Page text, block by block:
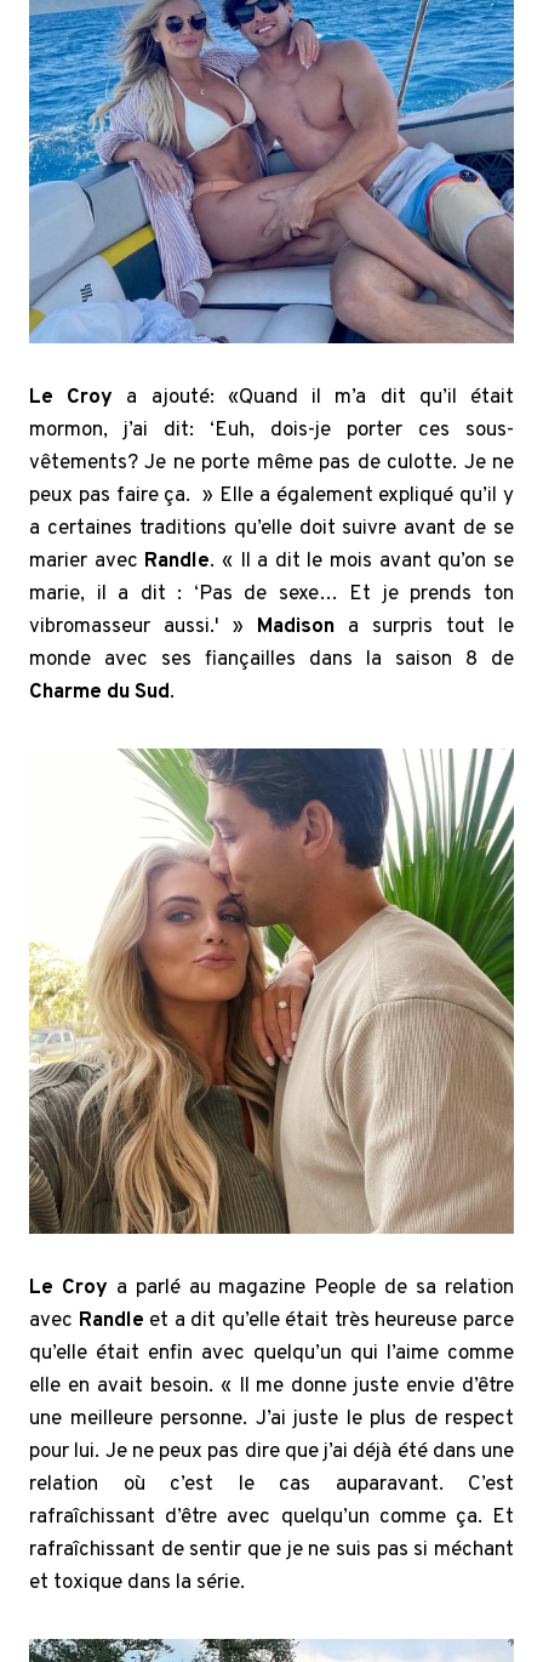
Le Croy a ajouté: «Quand il m’a dit qu’il était
mormon, j’ai dit: ‘Euh, dois-je porter ces sous-
vêtements? Je ne porte même pas de culotte. Je ne
peux pas faire ça. » Elle a également expliqué qu’il y
a certaines traditions qu’elle doit suivre avant de se
marier avec Randle. « Il a dit le mois avant qu’on se
marie, il a dit : ‘Pas de sexe… Et je prends ton
vibromasseur aussi.' » Madison a surpris tout le
monde avec ses fiançailles dans la saison 8 de
Charme du Sud.
Le Croy a parlé au magazine People de sa relation
avec Randle et a dit qu’elle était très heureuse parce
qu’elle était enfin avec quelqu’un qui l’aime comme
elle en avait besoin. « Il me donne juste envie d’être
une meilleure personne. J’ai juste le plus de respect
pour lui. Je ne peux pas dire que j’ai déjà été dans une
relation où c’est le cas auparavant. C’est
rafraîchissant d’être avec quelqu’un comme ça. Et
rafraîchissant de sentir que je ne suis pas si méchant
et toxique dans la série.